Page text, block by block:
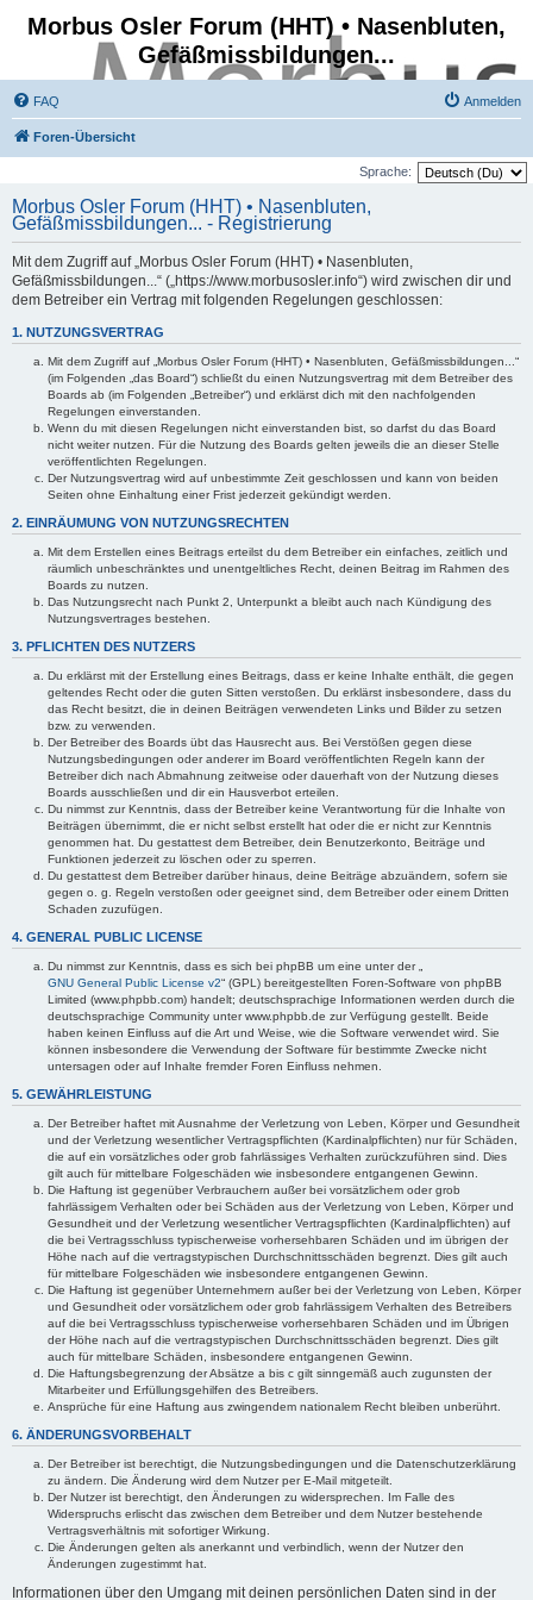
Morbus Osler Forum (HHT) • Nasenbluten,
Gefäßmissbildungen...
FAQ Anmelden
Foren-Übersicht
Sprache:
Morbus Osler Forum (HHT) • Nasenbluten,
Gefäßmissbildungen... - Registrierung
Mit dem Zugriff auf „Morbus Osler Forum (HHT) • Nasenbluten,
Gefäßmissbildungen...“ („https://www.morbusosler.info“) wird zwischen dir und
dem Betreiber ein Vertrag mit folgenden Regelungen geschlossen:
1. NUTZUNGSVERTRAG
Mit dem Zugriff auf „Morbus Osler Forum (HHT) • Nasenbluten, Gefäßmissbildungen...“
(im Folgenden „das Board“) schließt du einen Nutzungsvertrag mit dem Betreiber des
Boards ab (im Folgenden „Betreiber“) und erklärst dich mit den nachfolgenden
Regelungen einverstanden.
Wenn du mit diesen Regelungen nicht einverstanden bist, so darfst du das Board
nicht weiter nutzen. Für die Nutzung des Boards gelten jeweils die an dieser Stelle
veröffentlichten Regelungen.
Der Nutzungsvertrag wird auf unbestimmte Zeit geschlossen und kann von beiden
Seiten ohne Einhaltung einer Frist jederzeit gekündigt werden.
2. EINRÄUMUNG VON NUTZUNGSRECHTEN
Mit dem Erstellen eines Beitrags erteilst du dem Betreiber ein einfaches, zeitlich und
räumlich unbeschränktes und unentgeltliches Recht, deinen Beitrag im Rahmen des
Boards zu nutzen.
Das Nutzungsrecht nach Punkt 2, Unterpunkt a bleibt auch nach Kündigung des
Nutzungsvertrages bestehen.
3. PFLICHTEN DES NUTZERS
Du erklärst mit der Erstellung eines Beitrags, dass er keine Inhalte enthält, die gegen
geltendes Recht oder die guten Sitten verstoßen. Du erklärst insbesondere, dass du
das Recht besitzt, die in deinen Beiträgen verwendeten Links und Bilder zu setzen
bzw. zu verwenden.
Der Betreiber des Boards übt das Hausrecht aus. Bei Verstößen gegen diese
Nutzungsbedingungen oder anderer im Board veröffentlichten Regeln kann der
Betreiber dich nach Abmahnung zeitweise oder dauerhaft von der Nutzung dieses
Boards ausschließen und dir ein Hausverbot erteilen.
Du nimmst zur Kenntnis, dass der Betreiber keine Verantwortung für die Inhalte von
Beiträgen übernimmt, die er nicht selbst erstellt hat oder die er nicht zur Kenntnis
genommen hat. Du gestattest dem Betreiber, dein Benutzerkonto, Beiträge und
Funktionen jederzeit zu löschen oder zu sperren.
Du gestattest dem Betreiber darüber hinaus, deine Beiträge abzuändern, sofern sie
gegen o. g. Regeln verstoßen oder geeignet sind, dem Betreiber oder einem Dritten
Schaden zuzufügen.
4. GENERAL PUBLIC LICENSE
Du nimmst zur Kenntnis, dass es sich bei phpBB um eine unter der „
GNU General Public License v2“ (GPL) bereitgestellten Foren-Software von phpBB
Limited (www.phpbb.com) handelt; deutschsprachige Informationen werden durch die
deutschsprachige Community unter www.phpbb.de zur Verfügung gestellt. Beide
haben keinen Einfluss auf die Art und Weise, wie die Software verwendet wird. Sie
können insbesondere die Verwendung der Software für bestimmte Zwecke nicht
untersagen oder auf Inhalte fremder Foren Einfluss nehmen.
5. GEWÄHRLEISTUNG
Der Betreiber haftet mit Ausnahme der Verletzung von Leben, Körper und Gesundheit
und der Verletzung wesentlicher Vertragspflichten (Kardinalpflichten) nur für Schäden,
die auf ein vorsätzliches oder grob fahrlässiges Verhalten zurückzuführen sind. Dies
gilt auch für mittelbare Folgeschäden wie insbesondere entgangenen Gewinn.
Die Haftung ist gegenüber Verbrauchern außer bei vorsätzlichem oder grob
fahrlässigem Verhalten oder bei Schäden aus der Verletzung von Leben, Körper und
Gesundheit und der Verletzung wesentlicher Vertragspflichten (Kardinalpflichten) auf
die bei Vertragsschluss typischerweise vorhersehbaren Schäden und im übrigen der
Höhe nach auf die vertragstypischen Durchschnittsschäden begrenzt. Dies gilt auch
für mittelbare Folgeschäden wie insbesondere entgangenen Gewinn.
Die Haftung ist gegenüber Unternehmern außer bei der Verletzung von Leben, Körper
und Gesundheit oder vorsätzlichem oder grob fahrlässigem Verhalten des Betreibers
auf die bei Vertragsschluss typischerweise vorhersehbaren Schäden und im Übrigen
der Höhe nach auf die vertragstypischen Durchschnittsschäden begrenzt. Dies gilt
auch für mittelbare Schäden, insbesondere entgangenen Gewinn.
Die Haftungsbegrenzung der Absätze a bis c gilt sinngemäß auch zugunsten der
Mitarbeiter und Erfüllungsgehilfen des Betreibers.
Ansprüche für eine Haftung aus zwingendem nationalem Recht bleiben unberührt.
6. ÄNDERUNGSVORBEHALT
Der Betreiber ist berechtigt, die Nutzungsbedingungen und die Datenschutzerklärung
zu ändern. Die Änderung wird dem Nutzer per E-Mail mitgeteilt.
Der Nutzer ist berechtigt, den Änderungen zu widersprechen. Im Falle des
Widerspruchs erlischt das zwischen dem Betreiber und dem Nutzer bestehende
Vertragsverhältnis mit sofortiger Wirkung.
Die Änderungen gelten als anerkannt und verbindlich, wenn der Nutzer den
Änderungen zugestimmt hat.
Informationen über den Umgang mit deinen persönlichen Daten sind in der